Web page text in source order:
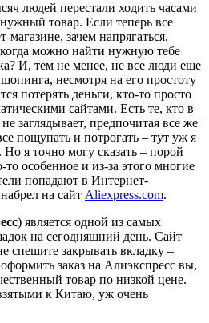
людей перестали ходить часами
товар. Если теперь все
магазине, зачем напрягаться,
можно найти нужную тебе
И, тем не менее, не все люди еще
несмотря на его простоту
потерять деньги, кто-то просто
сайтами. Есть те, кто в
заглядывает, предпочитая все же
пощупать и потрогать – тут уж я
я точно могу сказать – порой
то особенное и из-за этого многие
попадают в Интернет-
на сайт Aliexpress.com.
) является одной из самых
на сегодняшний день. Сайт
спешите закрывать вкладку –
заказ на Алиэкспресс вы,
товар по низкой цене.
к Китаю, уж очень